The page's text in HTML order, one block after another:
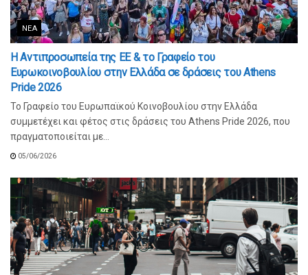
ΝΈΑ
Η Αντιπροσωπεία της ΕΕ & το Γραφείο του
Ευρωκοινοβουλίου στην Ελλάδα σε δράσεις του Athens
Pride 2026
Το Γραφείο του Ευρωπαϊκού Κοινοβουλίου στην Ελλάδα
συμμετέχει και φέτος στις δράσεις του Athens Pride 2026, που
πραγματοποιείται με...
05/06/2026